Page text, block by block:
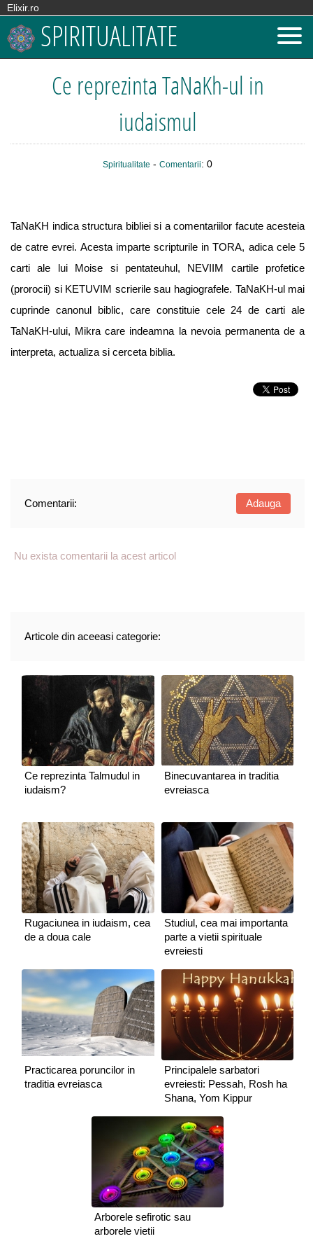
Elixir.ro
SPIRITUALITATE
Ce reprezinta TaNaKh-ul in
iudaismul
Spiritualitate -Comentarii: 0
TaNaKH indica structura bibliei si a comentariilor facute acesteia
de catre evrei. Acesta imparte scripturile in TORA, adica cele 5
carti ale lui Moise si pentateuhul, NEVIIM cartile profetice
(prorocii) si KETUVIM scrierile sau hagiografele. TaNaKH-ul mai
cuprinde canonul biblic, care constituie cele 24 de carti ale
TaNaKH-ului, Mikra care indeamna la nevoia permanenta de a
interpreta, actualiza si cerceta biblia.
Comentarii: Adauga
Nu exista comentarii la acest articol
Articole din aceeasi categorie:
Ce reprezinta Talmudul in
iudaism?
Binecuvantarea in traditia
evreiasca
Rugaciunea in iudaism, cea
de a doua cale
Studiul, cea mai importanta
parte a vietii spirituale
evreiesti
Practicarea poruncilor in
traditia evreiasca
Principalele sarbatori
evreiesti: Pessah, Rosh ha
Shana, Yom Kippur
Arborele sefirotic sau
arborele vietii